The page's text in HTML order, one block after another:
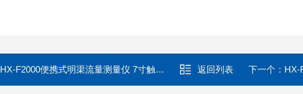
HX-F2000便携式明渠流量测量仪 7寸触摸彩屏APP远程 返回列表 下一个： HX-